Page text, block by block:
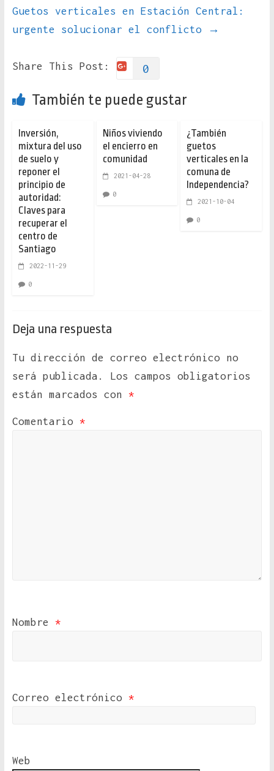
Guetos verticales en Estación Central:
urgente solucionar el conflicto
→
Share This Post: 0
También te puede gustar
Inversión,
mixtura del uso
de suelo y
reponer el
principio de
autoridad:
Claves para
recuperar el
centro de
Santiago
2022-11-29
0
Niños viviendo
el encierro en
comunidad
2021-04-28
0
¿También
guetos
verticales en la
comuna de
Independencia?
2021-10-04
0
Deja una respuesta
Tu dirección de correo electrónico no
será publicada.
Los campos obligatorios
están marcados con *
Comentario *
Nombre *
Correo electrónico *
Web